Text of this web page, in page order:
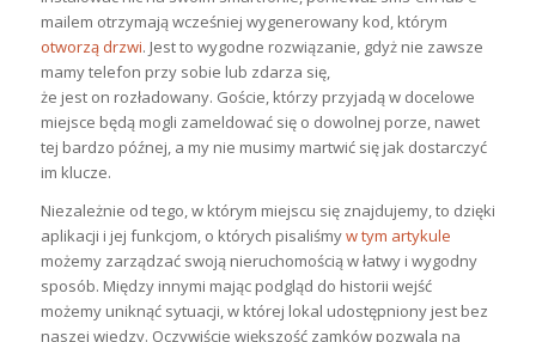
mailem otrzymają wcześniej wygenerowany kod, którym
otworzą drzwi. Jest to wygodne rozwiązanie, gdyż nie zawsze
mamy telefon przy sobie lub zdarza się,
że jest on rozładowany. Goście, którzy przyjadą w docelowe
miejsce będą mogli zameldować się o dowolnej porze, nawet
tej bardzo późnej, a my nie musimy martwić się jak dostarczyć
im klucze.
Niezależnie od tego, w którym miejscu się znajdujemy, to dzięki
aplikacji i jej funkcjom, o których pisaliśmyw tym artykule
możemy zarządzać swoją nieruchomością w łatwy i wygodny
sposób. Między innymi mając podgląd do historii wejść
możemy uniknąć sytuacji, w której lokal udostępniony jest bez
naszej wiedzy. Oczywiście większość zamków pozwala na